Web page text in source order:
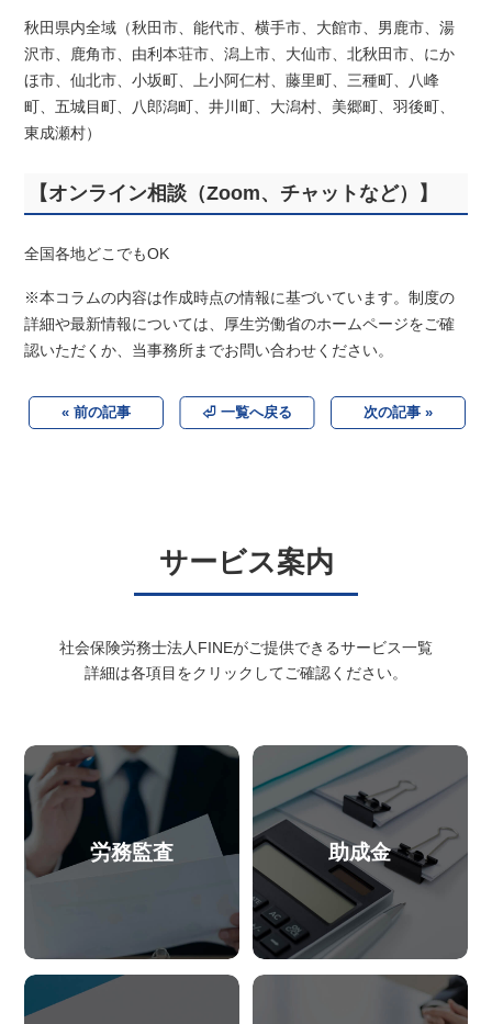
秋田県内全域（秋田市、能代市、横手市、大館市、男鹿市、湯
沢市、鹿角市、由利本荘市、潟上市、大仙市、北秋田市、にか
ほ市、仙北市、小坂町、上小阿仁村、藤里町、三種町、八峰
町、五城目町、八郎潟町、井川町、大潟村、美郷町、羽後町、
東成瀬村）
【オンライン相談（Zoom、チャットなど）】
全国各地どこでもOK
※本コラムの内容は作成時点の情報に基づいています。制度の
詳細や最新情報については、厚生労働省のホームページをご確
認いただくか、当事務所までお問い合わせください。
« 前の記事 ⏎ 一覧へ戻る 次の記事 »
サービス案内
社会保険労務士法人FINEがご提供できるサービス一覧
詳細は各項目をクリックしてご確認ください。
労務監査 助成金